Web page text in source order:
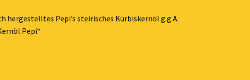
hergestelltes Pepi’s steirisches Kürbiskernöl g.g.A.
Pepi“